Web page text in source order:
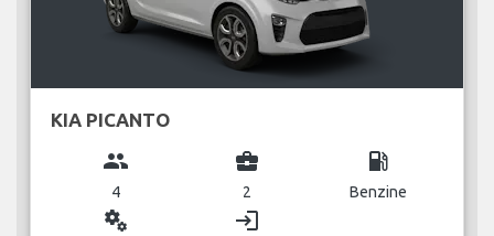
KIA PICANTO
group
4
business_center
2
local_gas_station
Benzine
miscellaneous_services login